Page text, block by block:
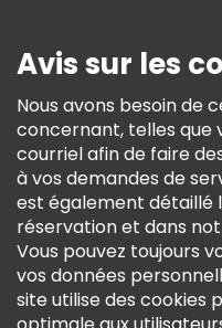
Conditions Générales Et
Politique En Matière De
Freetour Prix
Programme De Fidélité
Avis sur les
Nous avons besoin de
concernant, telles que
courriel afin de faire
à vos demandes de
est également détaillé
réservation et dans
Vous pouvez toujours
vos données
site utilise des cookies